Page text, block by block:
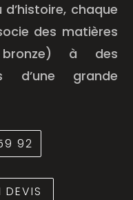
chaque
des matières
à des
d’une grande
92
DEVIS